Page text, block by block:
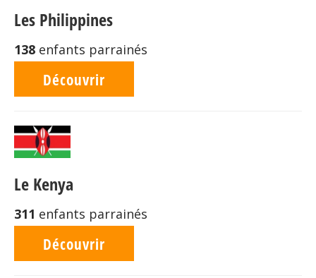
Les Philippines
138 enfants parrainés
Découvrir
Le Kenya
311 enfants parrainés
Découvrir